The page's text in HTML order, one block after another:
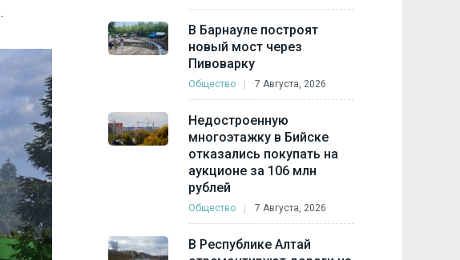
В Барнауле построят
новый мост через
Пивоварку
Общество 7 Августа, 2026
Недостроенную
многоэтажку в Бийске
отказались покупать на
аукционе за 106 млн
рублей
Общество 7 Августа, 2026
В Республике Алтай